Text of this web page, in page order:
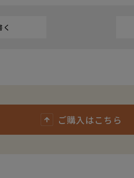
ご購入はこちら